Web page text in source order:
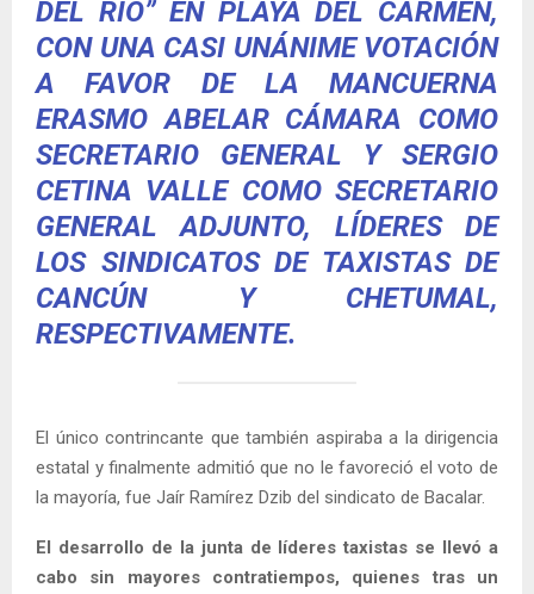
DEL RÍO” EN PLAYA DEL CARMEN,
CON UNA CASI UNÁNIME VOTACIÓN
A FAVOR DE LA MANCUERNA
ERASMO ABELAR CÁMARA COMO
SECRETARIO GENERAL Y SERGIO
CETINA VALLE COMO SECRETARIO
GENERAL ADJUNTO, LÍDERES DE
LOS SINDICATOS DE TAXISTAS DE
CANCÚN Y CHETUMAL,
RESPECTIVAMENTE.
El único contrincante que también aspiraba a la dirigencia
estatal y finalmente admitió que no le favoreció el voto de
la mayoría, fue Jaír Ramírez Dzib del sindicato de Bacalar.
El desarrollo de la junta de líderes taxistas se llevó a
cabo sin mayores contratiempos, quienes tras un